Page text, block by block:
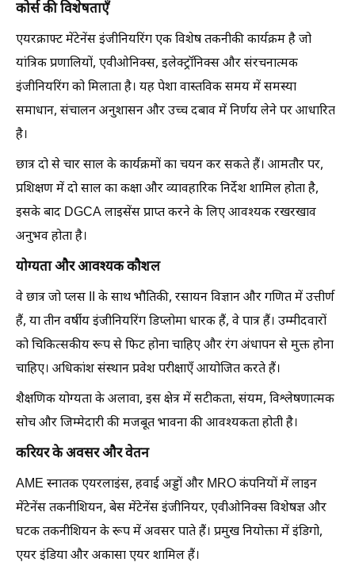
कोर्स की विशेषताएँ
एयरक्राफ्ट मेंटेनेंस इंजीनियरिंग एक विशेष तकनीकी कार्यक्रम है जो
यांत्रिक प्रणालियों, एवीओनिक्स, इलेक्ट्रॉनिक्स और संरचनात्मक
इंजीनियरिंग को मिलाता है। यह पेशा वास्तविक समय में समस्या
समाधान, संचालन अनुशासन और उच्च दबाव में निर्णय लेने पर आधारित
है।
छात्र दो से चार साल के कार्यक्रमों का चयन कर सकते हैं। आमतौर पर,
प्रशिक्षण में दो साल का कक्षा और व्यावहारिक निर्देश शामिल होता है,
इसके बाद DGCA लाइसेंस प्राप्त करने के लिए आवश्यक रखरखाव
अनुभव होता है।
योग्यता और आवश्यक कौशल
वे छात्र जो प्लस II के साथ भौतिकी, रसायन विज्ञान और गणित में उत्तीर्ण
हैं, या तीन वर्षीय इंजीनियरिंग डिप्लोमा धारक हैं, वे पात्र हैं। उम्मीदवारों
को चिकित्सकीय रूप से फिट होना चाहिए और रंग अंधापन से मुक्त होना
चाहिए। अधिकांश संस्थान प्रवेश परीक्षाएँ आयोजित करते हैं।
शैक्षणिक योग्यता के अलावा, इस क्षेत्र में सटीकता, संयम, विश्लेषणात्मक
सोच और जिम्मेदारी की मजबूत भावना की आवश्यकता होती है।
करियर के अवसर और वेतन
AME स्नातक एयरलाइंस, हवाई अड्डों और MRO कंपनियों में लाइन
मेंटेनेंस तकनीशियन, बेस मेंटेनेंस इंजीनियर, एवीओनिक्स विशेषज्ञ और
घटक तकनीशियन के रूप में अवसर पाते हैं। प्रमुख नियोक्ता में इंडिगो,
एयर इंडिया और अकासा एयर शामिल हैं।